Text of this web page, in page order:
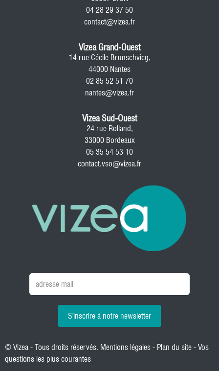
04 28 29 37 50
contact@vizea.fr
Vizea Grand-Ouest
14 rue Cécile Brunschvicg,
44000 Nantes
02 85 52 51 70
nantes@vizea.fr
Vizea Sud-Ouest
24 rue Rolland,
33000 Bordeaux
05 35 54 53 10
contact.vso@vizea.fr
S'inscrire à notre newsletter
© Vizea - Tous droits réservés. Mentions légales - Plan du site - Vos
questions les plus courantes